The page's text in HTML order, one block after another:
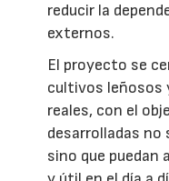
reducir la
externos.
El proyecto se
cultivos leñosos
reales, con el
desarrolladas no
sino que puedan